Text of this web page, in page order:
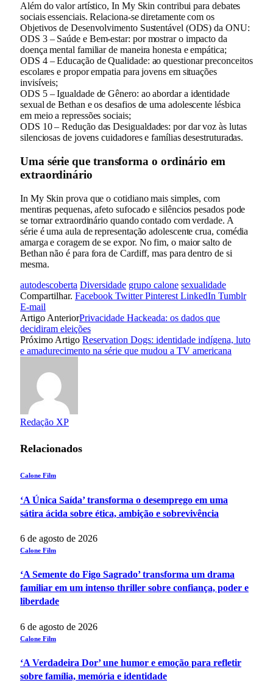
Além do valor artístico, In My Skin contribui para debates
sociais essenciais. Relaciona-se diretamente com os
Objetivos de Desenvolvimento Sustentável (ODS) da ONU:
ODS 3 – Saúde e Bem-estar: por mostrar o impacto da
doença mental familiar de maneira honesta e empática;
ODS 4 – Educação de Qualidade: ao questionar preconceitos
escolares e propor empatia para jovens em situações
invisíveis;
ODS 5 – Igualdade de Gênero: ao abordar a identidade
sexual de Bethan e os desafios de uma adolescente lésbica
em meio a repressões sociais;
ODS 10 – Redução das Desigualdades: por dar voz às lutas
silenciosas de jovens cuidadores e famílias desestruturadas.
Uma série que transforma o ordinário em
extraordinário
In My Skin prova que o cotidiano mais simples, com
mentiras pequenas, afeto sufocado e silêncios pesados pode
se tornar extraordinário quando contado com verdade. A
série é uma aula de representação adolescente crua, comédia
amarga e coragem de se expor. No fim, o maior salto de
Bethan não é para fora de Cardiff, mas para dentro de si
mesma.
autodescoberta Diversidade grupo calone sexualidade
Compartilhar. Facebook Twitter Pinterest LinkedIn Tumblr
E-mail
Artigo AnteriorPrivacidade Hackeada: os dados que
decidiram eleições
Próximo Artigo Reservation Dogs: identidade indígena, luto
e amadurecimento na série que mudou a TV americana
Redação XP
Relacionados
Calone Film
‘A Única Saída’ transforma o desemprego em uma
sátira ácida sobre ética, ambição e sobrevivência
6 de agosto de 2026
Calone Film
‘A Semente do Figo Sagrado’ transforma um drama
familiar em um intenso thriller sobre confiança, poder e
liberdade
6 de agosto de 2026
Calone Film
‘A Verdadeira Dor’ une humor e emoção para refletir
sobre família, memória e identidade